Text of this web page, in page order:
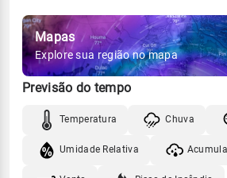
Mapas
Explore sua região no mapa
Previsão do tempo
Temperatura Chuva
Umidade Relativa